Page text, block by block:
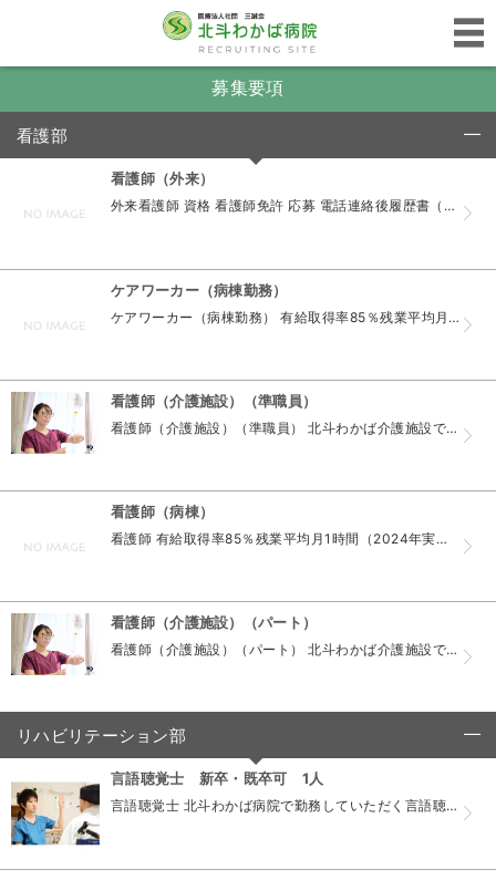
募集要項
看護部
看護師（外来）
外来看護師 資格 看護師免許 応募 電話連絡後履歴書（写真貼付）を持参ください 当サイトのフォームから 見学申し込みも可 面接 随時開催（お気軽にご連絡ください） 面接 備考 試用期間あり（下...
ケアワーカー（病棟勤務）
ケアワーカー（病棟勤務） 有給取得率85％残業平均月1時間（2024年実績） ライフワークバランスのとれる職場です。 北斗わかば病院で勤務していただく看護師の募集要項です。 資格 無資格・未経...
看護師（介護施設）（準職員）
看護師（介護施設）（準職員） 北斗わかば介護施設で勤務していただく看護師（準職員）の募集要項です。 資格 看護師 もしくは 准看護師 応募 電話連絡後履歴書（写真貼付）を持参ください 当サイト...
看護師（病棟）
看護師 有給取得率85％残業平均月1時間（2024年実績） ライフワークバランスのとれる職場です。 北斗わかば病院で勤務していただく看護師の募集要項です。 資格 看護師免許 応募 電話連絡後履...
看護師（介護施設）（パート）
看護師（介護施設）（パート） 北斗わかば介護施設で勤務していただく看護師（パート）の募集要項です。 資格 看護師 応募 電話連絡後履歴書（写真貼付）を持参ください 当サイトのフォームから 見学...
リハビリテーション部
言語聴覚士 新卒・既卒可 1人
言語聴覚士 北斗わかば病院で勤務していただく言語聴覚士の募集要項です。 資格 言語聴覚士 応募 電話連絡後履歴書（写真貼付）を持参ください 当サイトのフォームから 見学申し込みも可 面接 随時...